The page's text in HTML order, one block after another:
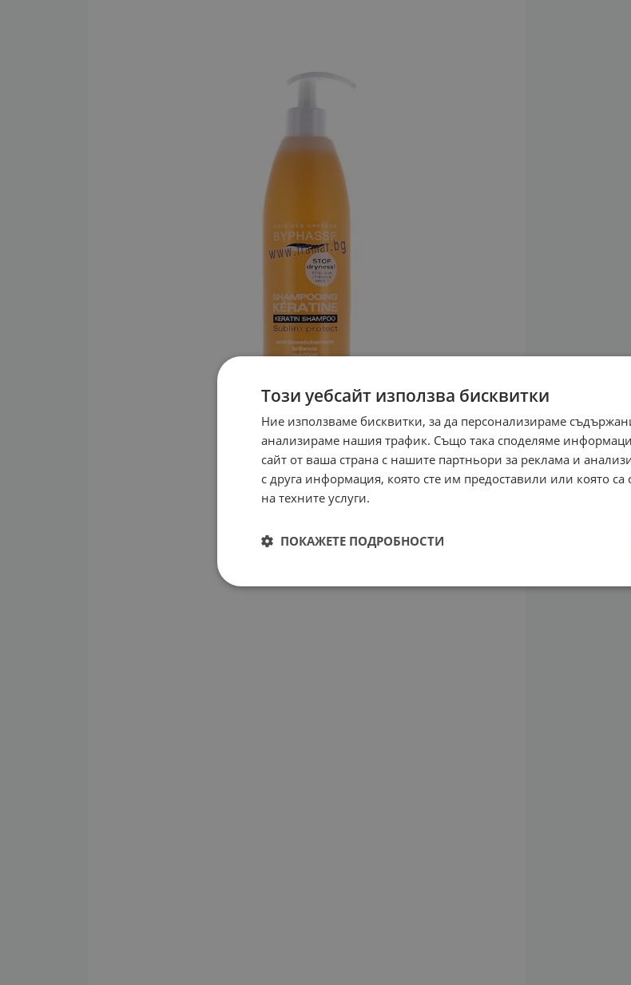
Този уебсайт използва бисквитки
Ние използваме бисквитки, за да персонализираме
анализираме нашия трафик. Също така споделяме
сайт от ваша страна с нашите партньори за реклама и
с друга информация, която сте им предоставили или която
на техните услуги.
ПОКАЖЕТЕ ПОДРОБНОСТИ